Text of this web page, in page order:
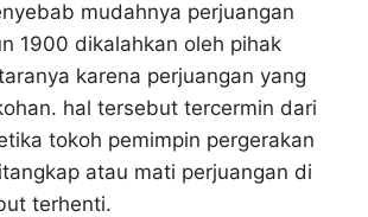
mudahnya perjuangan
1900 dikalahkan oleh pihak
karena perjuangan yang
hal tersebut tercermin dari
tokoh pemimpin pergerakan
atau mati perjuangan di
terhenti.